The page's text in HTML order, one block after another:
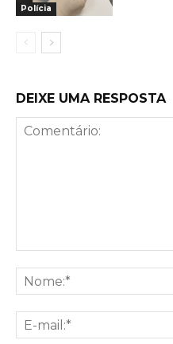
Polícia
DEIXE UMA RESPOSTA